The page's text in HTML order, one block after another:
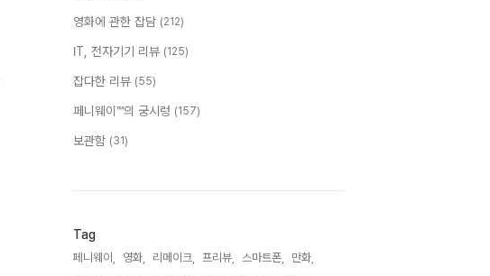
영화에 관한 잡담 (212)
IT, 전자기기 리뷰 (125)
잡다한 리뷰 (55)
페니웨이™의 궁시렁 (157)
보관함 (31)
Tag
페니웨이, 영화, 리메이크, 프리뷰, 스마트폰,
만화,